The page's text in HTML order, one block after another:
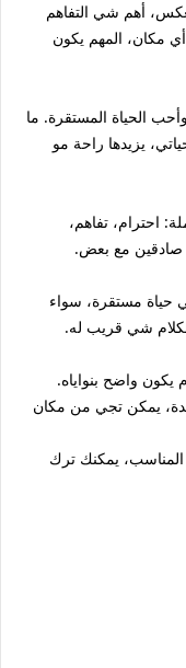
أهم شي التفاهم
مكان، المهم يكون
الحياة المستقرة. ما
يزيدها راحة مو
احترام، تفاهم،
صادقين مع بعض.
حياة مستقرة، سواء
شي قريب له.
يكون واضح بنواياه.
يمكن تجي من مكان
يمكنك ترك